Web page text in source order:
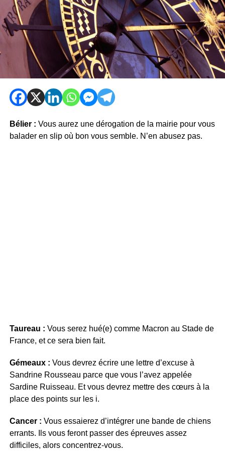
Bélier : Vous aurez une dérogation de la mairie pour vous
balader en slip où bon vous semble. N’en abusez pas.
Taureau : Vous serez hué(e) comme Macron au Stade de
France, et ce sera bien fait.
Gémeaux : Vous devrez écrire une lettre d’excuse à
Sandrine Rousseau parce que vous l’avez appelée
Sardine Ruisseau. Et vous devrez mettre des cœurs à la
place des points sur les i.
Cancer : Vous essaierez d’intégrer une bande de chiens
errants. Ils vous feront passer des épreuves assez
difficiles, alors concentrez-vous.